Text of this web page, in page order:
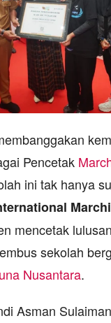
Pencetak
ini tak hanya
mencetak
sekolah
Nusantara.
Asman